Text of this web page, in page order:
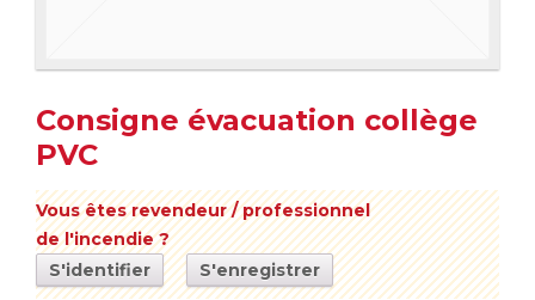
Consigne évacuation collège
PVC
Vous êtes revendeur / professionnel
de l'incendie ?
S'identifier
S'enregistrer